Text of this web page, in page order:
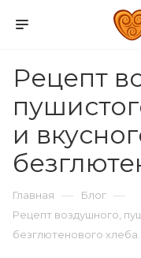
Рецепт
и
Главная — Блог —
Рецепт воздушного,
безглютенового хлеба.